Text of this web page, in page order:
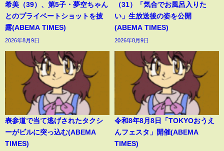
希美（39）、第5子・夢空ちゃん
とのプライベートショットを披
露(ABEMA TIMES)
2026年8月9日
（31）「気合でお風呂入りた
い」生放送後の姿を公開
(ABEMA TIMES)
2026年8月9日
表参道で当て逃げされたタクシ
ーがビルに突っ込む(ABEMA
TIMES)
令和8年8月8日「TOKYOおうえ
んフェスタ」開催(ABEMA
TIMES)